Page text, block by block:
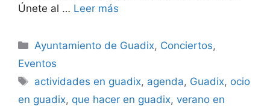
Únete al … Leer más
Categorías
Ayuntamiento de Guadix, Conciertos,
Eventos
Etiquetas
actividades en guadix, agenda, Guadix, ocio
en guadix, que hacer en guadix, verano en